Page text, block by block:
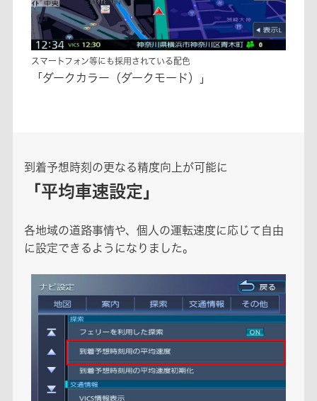
スマートフォン等にも採用されている配色
「ダークカラー（ダークモード）」
到着予想時刻の更なる精度向上が可能に
「平均車速設定」
各地域の道路事情や、個人の運転速度に応じて自由
に設定できるようになりました。